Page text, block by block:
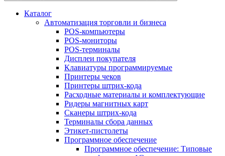
Каталог
Автоматизация торговли и бизнеса
POS-компьютеры
POS-мониторы
POS-терминалы
Дисплеи покупателя
Клавиатуры программируемые
Принтеры чеков
Принтеры штрих-кода
Расходные материалы и комплектующие
Ридеры магнитных карт
Сканеры штрих-кода
Терминалы сбора данных
Этикет-пистолеты
Программное обеспечение
Программное обеспечение: Типовые